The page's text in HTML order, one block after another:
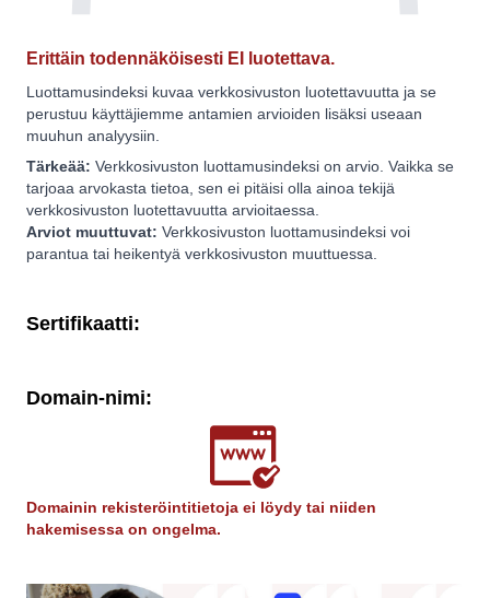
Erittäin todennäköisesti EI luotettava.
Luottamusindeksi kuvaa verkkosivuston luotettavuutta ja se
perustuu käyttäjiemme antamien arvioiden lisäksi useaan
muuhun analyysiin.
Tärkeää: Verkkosivuston luottamusindeksi on arvio. Vaikka se
tarjoaa arvokasta tietoa, sen ei pitäisi olla ainoa tekijä
verkkosivuston luotettavuutta arvioitaessa.
Arviot muuttuvat: Verkkosivuston luottamusindeksi voi
parantua tai heikentyä verkkosivuston muuttuessa.
Sertifikaatti:
Domain-nimi:
Domainin rekisteröintitietoja ei löydy tai niiden
hakemisessa on ongelma.